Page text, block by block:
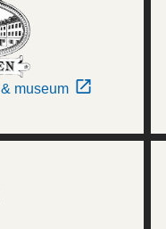
museum